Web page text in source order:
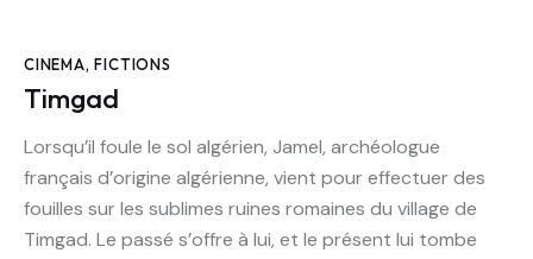
CINEMA,FICTIONS
Timgad
Lorsqu’il foule le sol algérien, Jamel, archéologue
français d’origine algérienne, vient pour effectuer des
fouilles sur les sublimes ruines romaines du village de
Timgad. Le passé s’offre à lui, et le présent lui tombe